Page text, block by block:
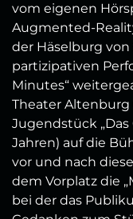
vom eigenen
Augmented-
der Häselburg von
partizipativen
Minutes“
Theater Altenburg
Jugendstück „Das
Jahren) auf die
vor und nach
dem Vorplatz die
bei der das